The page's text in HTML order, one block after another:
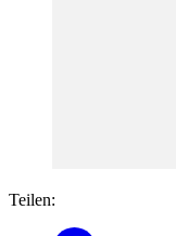
Teilen: